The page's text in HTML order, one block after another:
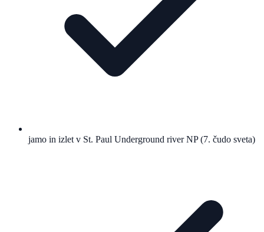
jamo in izlet v St. Paul Underground river NP (7. čudo sveta)